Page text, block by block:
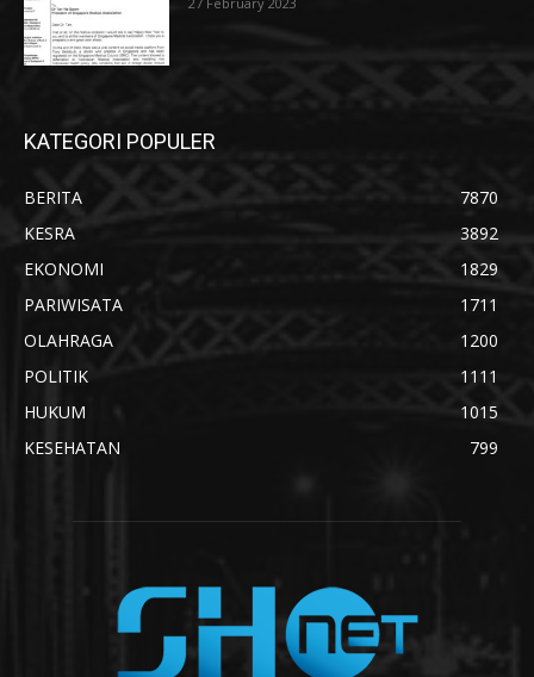
KATEGORI POPULER
BERITA
7870
KESRA
3892
EKONOMI
1829
PARIWISATA
1711
OLAHRAGA
1200
POLITIK
1111
HUKUM
1015
KESEHATAN
799